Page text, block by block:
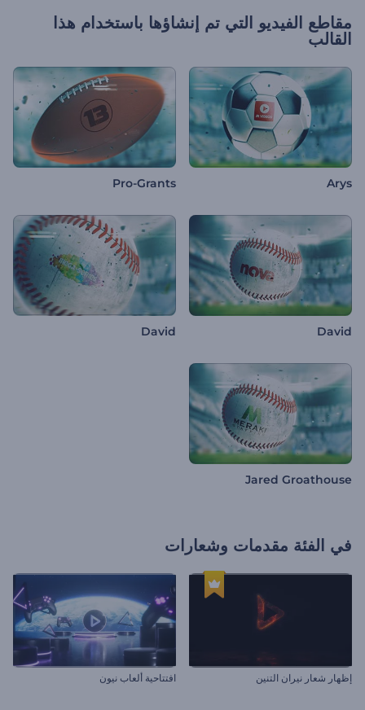
مقاطع الفيديو التي تم إنشاؤها باستخدام هذا
القالب
Arys
Pro-Grants
David
David
Jared Groathouse
في الفئة مقدمات وشعارات
إظهار شعار نيران التنين افتتاحية ألعاب نيون